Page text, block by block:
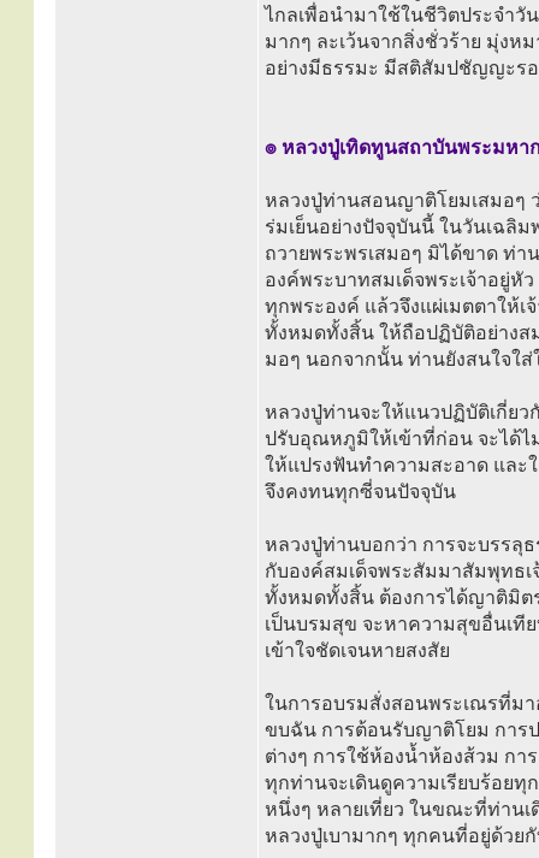
ไกลเพื่อนำมาใช้ในชีวิตประจำ
มากๆ ละเว้นจากสิ่งชั่วร้าย มุ่งห
อย่างมีธรรมะ มีสติสัมปชัญญะร
๏ หลวงปู่เทิดทูนสถาบันพระมหา
หลวงปู่ท่านสอนญาติโยมเสมอๆ
ร่มเย็นอย่างปัจจุบันนี้ ในวันเฉลิ
ถวายพระพรเสมอๆ มิได้ขาด ท่า
องค์พระบาทสมเด็จพระเจ้าอยู่หั
ทุกพระองค์ แล้วจึงแผ่เมตตาให้เ
ทั้งหมดทั้งสิ้น ให้ถือปฏิบัติอย่างส
มอๆ นอกจากนั้น ท่านยังสนใจใ
หลวงปู่ท่านจะให้แนวปฏิบัติเกี่ย
ปรับอุณหภูมิให้เข้าที่ก่อน จะได้ไ
ให้แปรงฟันทำความสะอาด แล
จึงคงทนทุกซี่จนปัจจุบัน
หลวงปู่ท่านบอกว่า การจะบรรลุ
กับองค์สมเด็จพระสัมมาสัมพุทธเ
ทั้งหมดทั้งสิ้น ต้องการได้ญาติมิต
เป็นบรมสุข จะหาความสุขอื่นเที
เข้าใจชัดเจนหายสงสัย
ในการอบรมสั่งสอนพระเณรที่ม
ขบฉัน การต้อนรับญาติโยม การ
ต่างๆ การใช้ห้องน้ำห้องส้วม ก
ทุกท่านจะเดินดูความเรียบร้อย
หนึ่งๆ หลายเที่ยว ในขณะที่ท่านเ
หลวงปู่เบามากๆ ทุกคนที่อยู่ด้วย